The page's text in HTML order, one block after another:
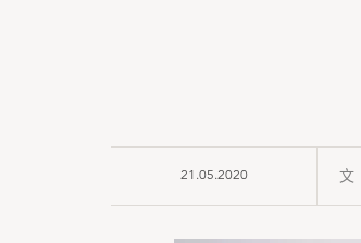
21.05.2020